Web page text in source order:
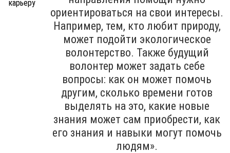
ориентироваться на свои интересы.
Например, тем, кто любит природу,
может подойти экологическое
волонтерство. Также будущий
волонтер может задать себе
вопросы: как он может помочь
другим, сколько времени готов
выделять на это, какие новые
знания может сам приобрести, как
его знания и навыки могут помочь
людям».